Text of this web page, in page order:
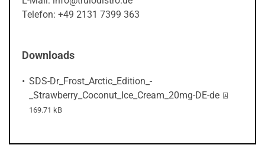
Telefon: +49 2131 7399 363
Downloads
SDS-Dr_Frost_Arctic_Edition_-
_Strawberry_Coconut_Ice_Cream_20mg-DE-de
169.71 kB